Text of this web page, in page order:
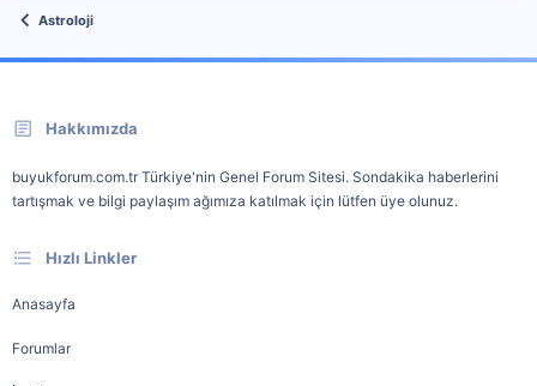
Astroloji
Hakkımızda
buyukforum.com.tr Türkiye'nin Genel Forum Sitesi. Sondakika haberlerini
tartışmak ve bilgi paylaşım ağımıza katılmak için lütfen üye olunuz.
Hızlı Linkler
Anasayfa
Forumlar